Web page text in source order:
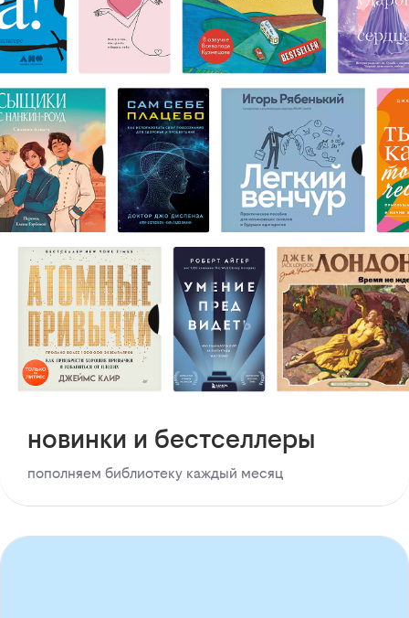
новинки и бестселлеры
пополняем библиотеку каждый месяц